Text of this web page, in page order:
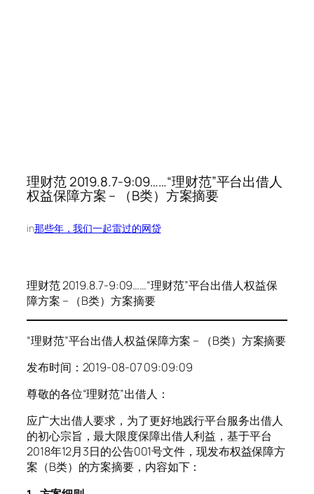
理财范 2019.8.7-9:09……“理财范”平台出借人
权益保障方案 – （B类）方案摘要
in那些年，我们一起雷过的网贷
理财范 2019.8.7-9:09……“理财范”平台出借人权益保
障方案 – （B类）方案摘要
“理财范”平台出借人权益保障方案 – （B类）方案摘要
发布时间：2019-08-07 09:09:09
尊敬的各位“理财范”出借人：
应广大出借人要求，为了更好地践行平台服务出借人
的初心宗旨，最大限度保障出借人利益，基于平台
2018年12月3日的公告001号文件，现发布权益保障方
案（B类）的方案摘要，内容如下：